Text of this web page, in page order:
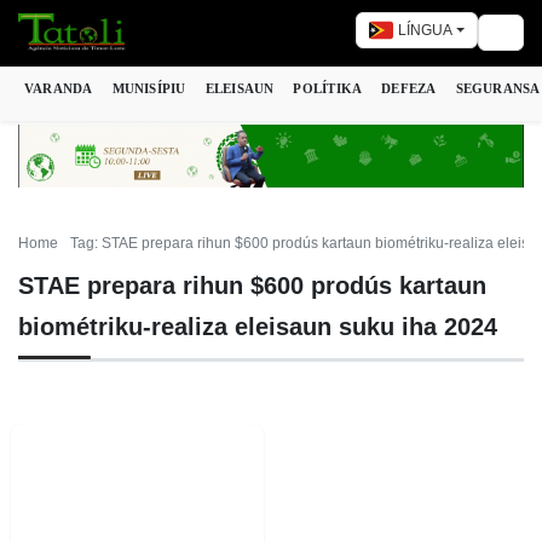
LÍNGUA
VARANDA MUNISÍPIU ELEISAUN POLÍTIKA DEFEZA SEGURANSA
Home Tag: STAE prepara rihun $600 prodús kartaun biométriku-realiza
STAE prepara rihun $600 prodús kartaun
biométriku-realiza eleisaun suku iha 2024